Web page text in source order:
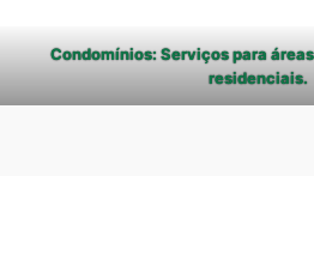
Condomínios: Serviços para
residenciais.